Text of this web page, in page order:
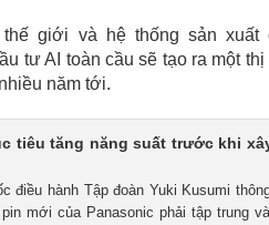
giới và hệ thống sản xuất
tư AI toàn cầu sẽ tạo ra một
năm tới.
tiêu tăng năng suất trước khi
điều hành Tập đoàn Yuki Kusumi
mới của Panasonic phải tập trung